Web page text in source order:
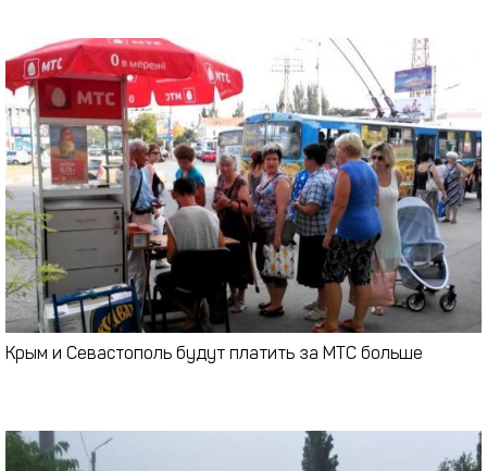
Крым и Севастополь будут платить за МТС больше